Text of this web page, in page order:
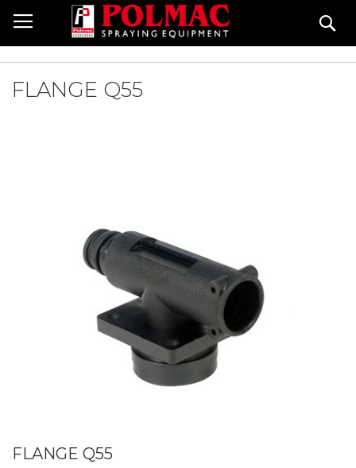
Salta
al
contenuto
FLANGE Q55
FLANGE Q55